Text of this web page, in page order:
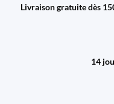
Livraison gratuite dès
14